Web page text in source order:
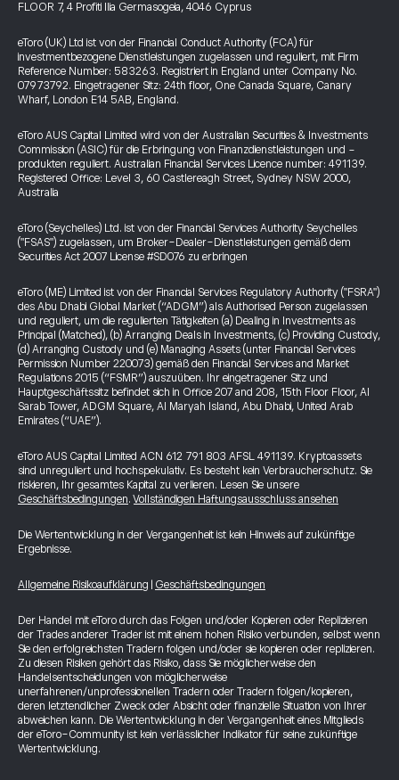
FLOOR 7, 4 Profiti Ilia Germasogeia, 4046 Cyprus
eToro (UK) Ltd ist von der Financial Conduct Authority (FCA) für
investmentbezogene Dienstleistungen zugelassen und reguliert, mit Firm
Reference Number: 583263. Registriert in England unter Company No.
07973792. Eingetragener Sitz: 24th floor, One Canada Square, Canary
Wharf, London E14 5AB, England.
eToro AUS Capital Limited wird von der Australian Securities & Investments
Commission (ASIC) für die Erbringung von Finanzdienstleistungen und -
produkten reguliert. Australian Financial Services Licence number: 491139.
Registered Office: Level 3, 60 Castlereagh Street, Sydney NSW 2000,
Australia
eToro (Seychelles) Ltd. ist von der Financial Services Authority Seychelles
("FSAS") zugelassen, um Broker-Dealer-Dienstleistungen gemäß dem
Securities Act 2007 License #SD076 zu erbringen
eToro (ME) Limited ist von der Financial Services Regulatory Authority ("FSRA")
des Abu Dhabi Global Market (“ADGM”) als Authorised Person zugelassen
und reguliert, um die regulierten Tätigkeiten (a) Dealing in Investments as
Principal (Matched), (b) Arranging Deals in Investments, (c) Providing Custody,
(d) Arranging Custody und (e) Managing Assets (unter Financial Services
Permission Number 220073) gemäß den Financial Services and Market
Regulations 2015 (“FSMR”) auszuüben. Ihr eingetragener Sitz und
Hauptgeschäftssitz befindet sich in Office 207 and 208, 15th Floor Floor, Al
Sarab Tower, ADGM Square, Al Maryah Island, Abu Dhabi, United Arab
Emirates (“UAE”).
eToro AUS Capital Limited ACN 612 791 803 AFSL 491139. Kryptoassets
sind unreguliert und hochspekulativ. Es besteht kein Verbraucherschutz. Sie
riskieren, Ihr gesamtes Kapital zu verlieren. Lesen Sie unsere
Geschäftsbedingungen.Vollständigen Haftungsausschluss ansehen
Die Wertentwicklung in der Vergangenheit ist kein Hinweis auf zukünftige
Ergebnisse.
Allgemeine Risikoaufklärung Geschäftsbedingungen
Der Handel mit eToro durch das Folgen und/oder Kopieren oder Replizieren
der Trades anderer Trader ist mit einem hohen Risiko verbunden, selbst wenn
Sie den erfolgreichsten Tradern folgen und/oder sie kopieren oder replizieren.
Zu diesen Risiken gehört das Risiko, dass Sie möglicherweise den
Handelsentscheidungen von möglicherweise
unerfahrenen/unprofessionellen Tradern oder Tradern folgen/kopieren,
deren letztendlicher Zweck oder Absicht oder finanzielle Situation von Ihrer
abweichen kann. Die Wertentwicklung in der Vergangenheit eines Mitglieds
der eToro-Community ist kein verlässlicher Indikator für seine zukünftige
Wertentwicklung.